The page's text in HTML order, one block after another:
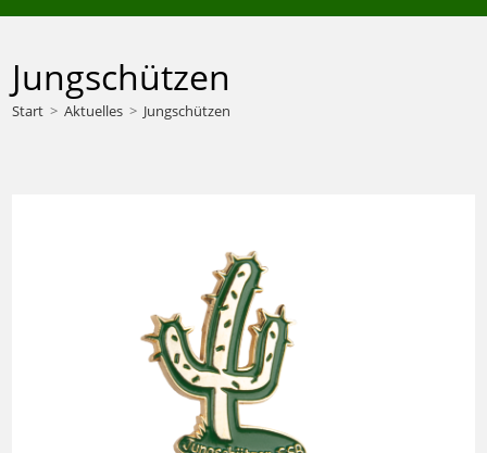
Jungschützen
Start > Aktuelles > Jungschützen